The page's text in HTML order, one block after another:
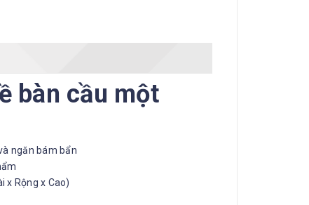
bàn cầu một
ngăn bám bẩn
x Rộng x Cao)